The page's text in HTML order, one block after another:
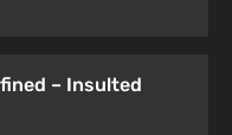
– Insulted